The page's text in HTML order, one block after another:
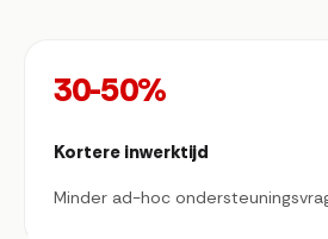
30-50%
Kortere inwerktijd
Minder ad-hoc